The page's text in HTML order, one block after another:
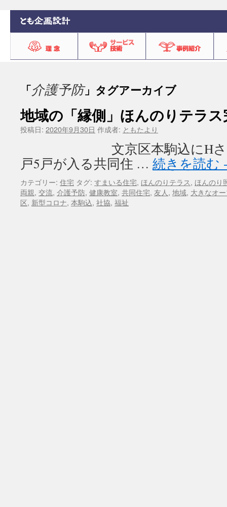
「介護予防」タグアーカイブ
地域の「縁側」ほんのりテラ
投稿日: 2020年9月30日 作成者: ともたより
文京区本駒込にHさん
戸5戸が入る共同住 … 続きを読む
カテゴリー: 住宅 タグ: すまいる住宅, ほんのりテラス, ほんのり
両親, 交流, 介護予防, 健康教室, 共同住宅, 友人, 地域, 大きなオ
区, 新型コロナ, 本駒込, 社協, 福祉